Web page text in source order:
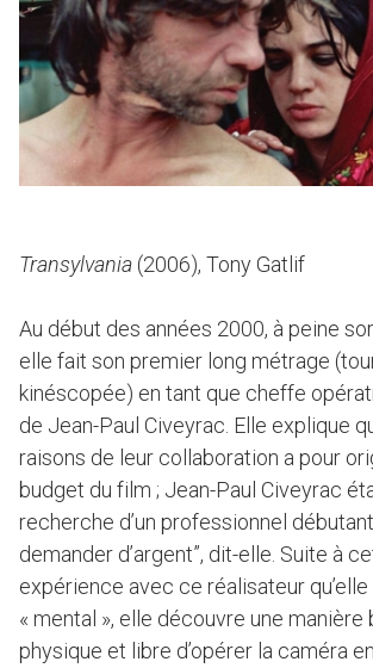
Transylvania (2006), Tony Gatlif
Au début des années 2000, à peine
elle fait son premier long métrage
kinéscopée) en tant que cheffe
de Jean-Paul Civeyrac. Elle explique
raisons de leur collaboration a pour
budget du film ; Jean-Paul Civeyrac
recherche d’un professionnel
demander d’argent”, dit-elle. Suite à
expérience avec ce réalisateur
« mental », elle découvre une manière
physique et libre d’opérer la caméra